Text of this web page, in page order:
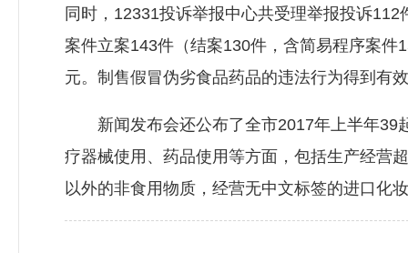
同时，12331投诉举报中心共受理举报投诉
案件立案143件（结案130件，含简易程序案
元。制售假冒伪劣食品药品的违法行为得到有
新闻发布会还公布了全市2017年上半年39
疗器械使用、药品使用等方面，包括生产经营
以外的非食用物质，经营无中文标签的进口化